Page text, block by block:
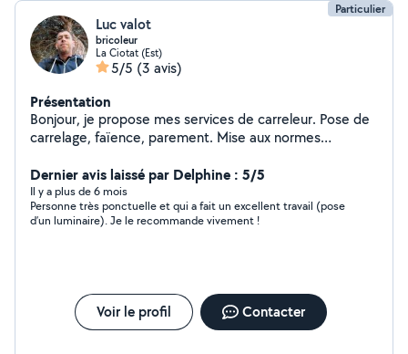
Particulier
Luc valot
bricoleur
La Ciotat (Est)
5/5 (3 avis)
Présentation
Bonjour, je propose mes services de carreleur. Pose de
carrelage, faïence, parement. Mise aux normes
Dernier avis laissé par Delphine : 5/5
Il y a plus de 6 mois
Personne très ponctuelle et qui a fait un excellent travail (pose
d’un luminaire). Je le recommande vivement !
Voir le profil Contacter